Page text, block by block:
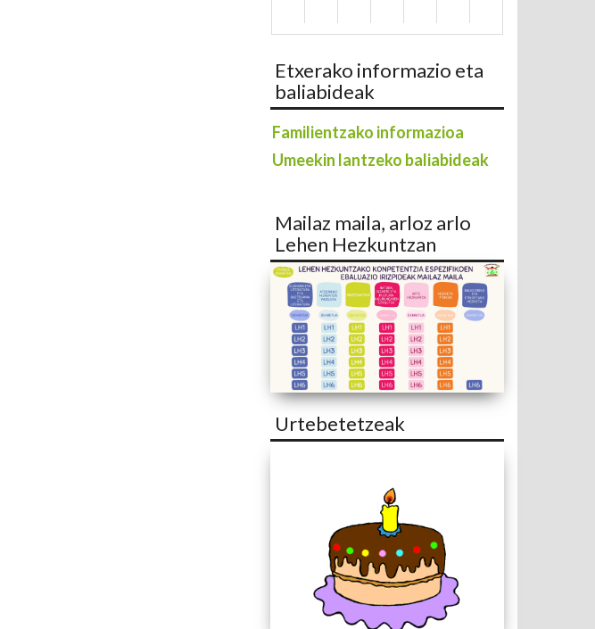
Etxerako informazio eta
baliabideak
Familientzako informazioa
Umeekin lantzeko baliabideak
Mailaz maila, arloz arlo
Lehen Hezkuntzan
Urtebetetzeak